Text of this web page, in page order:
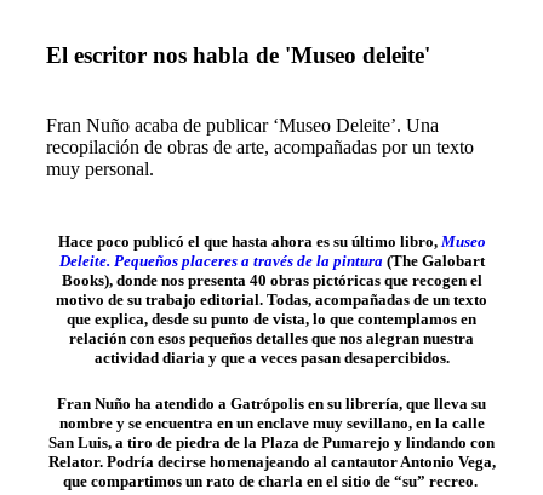
El escritor nos habla de 'Museo deleite'
Fran Nuño acaba de publicar ‘Museo Deleite’. Una
recopilación de obras de arte, acompañadas por un texto
muy personal.
Hace poco publicó el que hasta ahora es su último libro, Museo
Deleite. Pequeños placeres a través de la pintura(The Galobart
Books), donde nos presenta 40 obras pictóricas que recogen el
motivo de su trabajo editorial. Todas, acompañadas de un texto
que explica, desde su punto de vista, lo que contemplamos en
relación con esos pequeños detalles que nos alegran nuestra
actividad diaria y que a veces pasan desapercibidos.
Fran Nuño ha atendido a Gatrópolis en su librería, que lleva su
nombre y se encuentra en un enclave muy sevillano, en la calle
San Luis, a tiro de piedra de la Plaza de Pumarejo y lindando con
Relator. Podría decirse homenajeando al cantautor Antonio Vega,
que compartimos un rato de charla en el sitio de “su” recreo.